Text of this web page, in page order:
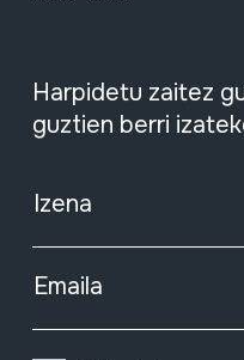
Harpidetu zaitez
guztien berri
Izena
Emaila